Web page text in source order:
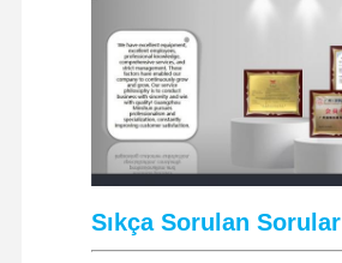
Sıkça Sorulan Sorular